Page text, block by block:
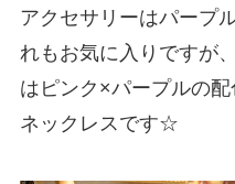
アクセサリーはパープ
れもお気に入りですが
はピンク×パープルの
ネックレスです☆